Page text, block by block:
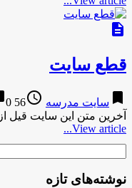
description
قطع سایت
bookmark سایت مدرسه access_time
56 years ago
0
آخرین متن این سایت قیل
View article...
نوشته‌های تازه